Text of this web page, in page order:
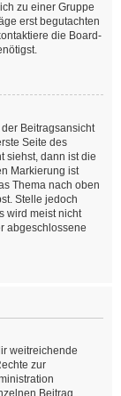
zu einer Gruppe
erst begutachten
die Board-
Beitragsansicht
Seite des
siehst, dann ist die
Markierung ist
Thema nach oben
Stelle jedoch
wird meist nicht
abgeschlossene
weitreichende
zur
Beitrag